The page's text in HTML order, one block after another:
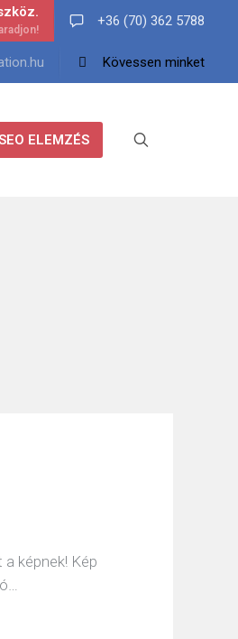
+36 (70) 362 5788
Kövessen minket
ELEMZÉS
képnek! Kép